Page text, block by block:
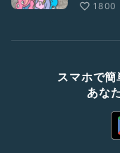
1800
スマホで簡
あな